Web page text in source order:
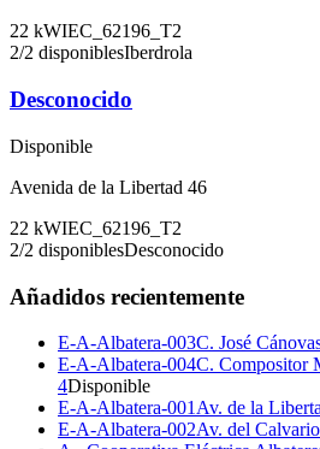
22 kWIEC_62196_T2
2/2 disponiblesIberdrola
Desconocido
Disponible
Avenida de la Libertad 46
22 kWIEC_62196_T2
2/2 disponiblesDesconocido
Añadidos recientemente
E-A-Albatera-003C. José
E-A-Albatera-004C. Compositor
4Disponible
E-A-Albatera-001 Av. de la
E-A-Albatera-002Av. del